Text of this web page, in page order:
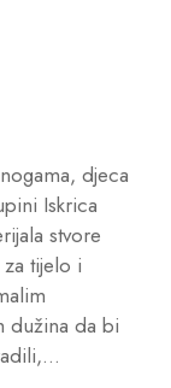
djeca
Iskrica
stvore
tijelo i
dužina da bi